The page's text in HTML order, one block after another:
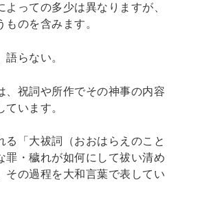
よっての多少は異なりますが、
のを含みます。
らない。
、祝詞や所作でその神事の内容
います。
る「大祓詞（おおはらえのこと
罪・穢れが如何にして祓い清め
その過程を大和言葉で表してい